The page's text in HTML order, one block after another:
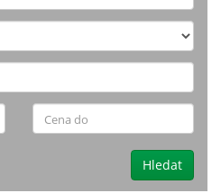
Hledat